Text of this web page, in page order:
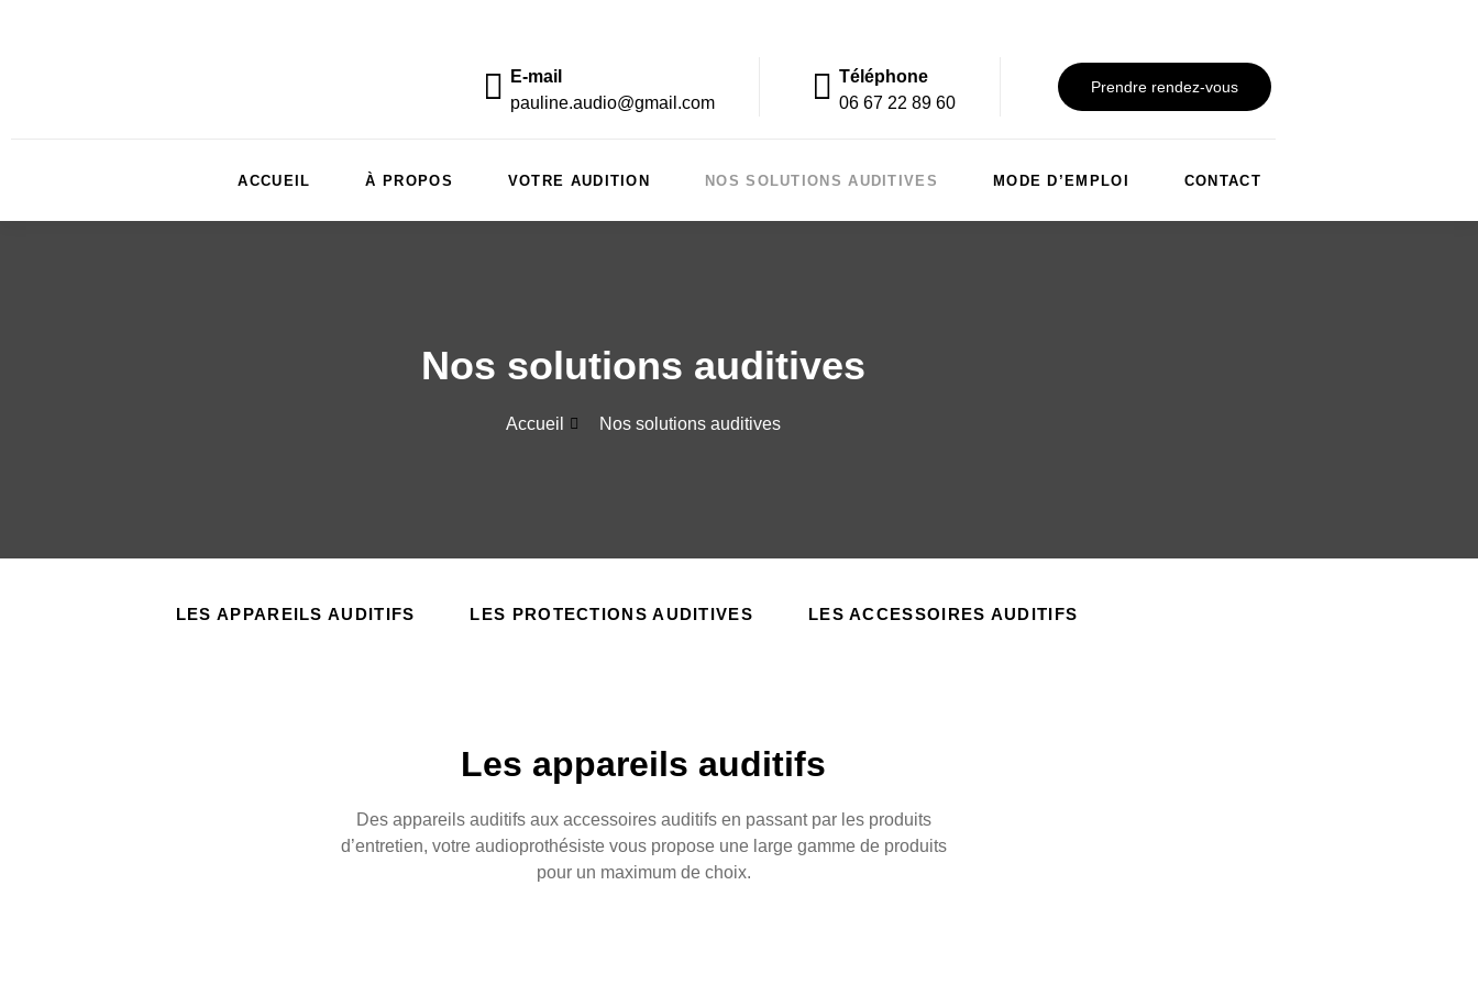
E-mail
pauline.audio@gmail.com
Téléphone
06 67 22 89 60
Prendre rendez-vous
ACCUEIL À PROPOS VOTRE AUDITION NOS SOLUTIONS AUDITIVES MODE D’EMPLOI CONTACT
Nos solutions auditives
Accueil Nos solutions auditives
LES APPAREILS AUDITIFS LES PROTECTIONS AUDITIVES LES ACCESSOIRES AUDITIFS
Les appareils auditifs
Des appareils auditifs aux accessoires auditifs en passant par les produits
d’entretien, votre audioprothésiste vous propose une large gamme de produits
pour un maximum de choix.